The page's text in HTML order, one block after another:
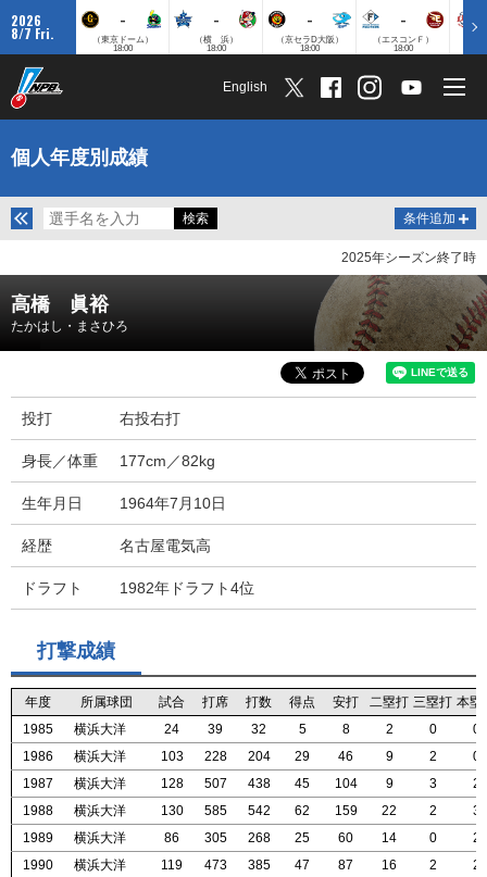
2026
8/7 Fri.
-
（東京ドーム）
18:00
-
（横 浜）
18:00
-
（京セラD大阪）
18:00
-
（エスコンＦ）
18:00
English
個人年度別成績
条件追加
2025年シーズン終了時
高橋 眞裕
たかはし・まさひろ
投打 右投右打
身長／体重 177cm／82kg
生年月日 1964年7月10日
経歴 名古屋電気高
ドラフト 1982年ドラフト4位
打撃成績
年度 所属球団 試合 打席 打数 得点 安打 二塁打 三塁打 本塁
1985
横浜大洋 24 39 32 5 8 2 0
0
1986
横浜大洋 103 228 204 29 46 9 2
0
1987
横浜大洋 128 507 438 45 104 9 3
2
1988
横浜大洋 130 585 542 62 159 22 2
3
1989
横浜大洋 86 305 268 25 60 14 0
2
1990
横浜大洋 119 473 385 47 87 16 2
2
年度 所属球団 試合 打席 打数 得点 安打 二塁打 三塁打 本塁
1985
横浜大洋 24 39 32 5 8 2 0
0
1986
横浜大洋 103 228 204 29 46 9 2
0
1987
横浜大洋 128 507 438 45 104 9 3
2
1988
横浜大洋 130 585 542 62 159 22 2
3
1989
横浜大洋 86 305 268 25 60 14 0
2
1990
横浜大洋 119 473 385 47 87 16 2
2
年度 所属球団 試合 打席 打数 得点 安打 二塁打 三塁打 本塁
1985
横浜大洋 24 39 32 5 8 2 0
0
1986
横浜大洋 103 228 204 29 46 9 2
0
1987
横浜大洋 128 507 438 45 104 9 3
2
1988
横浜大洋 130 585 542 62 159 22 2
3
1989
横浜大洋 86 305 268 25 60 14 0
2
1990
横浜大洋 119 473 385 47 87 16 2
2
年度 所属球団 試合 打席 打数 得点 安打 二塁打 三塁打 本塁
1985
横浜大洋 24 39 32 5 8 2 0
0
1986
横浜大洋 103 228 204 29 46 9 2
0
1987
横浜大洋 128 507 438 45 104 9 3
2
1988
横浜大洋 130 585 542 62 159 22 2
3
1989
横浜大洋 86 305 268 25 60 14 0
2
1990
横浜大洋 119 473 385 47 87 16 2
2